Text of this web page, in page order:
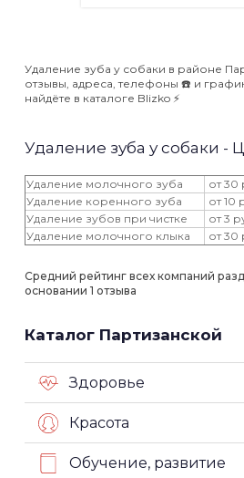
Удаление зуба у собаки в районе
отзывы, адреса, телефоны ☎️ и
найдёте в каталоге Blizko ⚡️
Удаление зуба у собаки -
Удаление молочного зуба
от 30
Удаление коренного зуба
от 10
Удаление зубов при чистке
от 3
Удаление молочного клыка
от 30
Средний рейтинг всех компаний
основании 1 отзыва
Каталог Партизанской
Здоровье
Красота
Обучение, развитие